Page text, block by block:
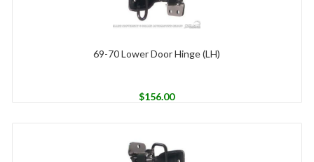
69-70 Lower Door Hinge (LH)
$156.00